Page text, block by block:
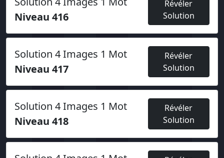
Niveau 416
Révéler
Solution
Solution 4 Images 1 Mot
Niveau 417
Révéler
Solution
Solution 4 Images 1 Mot
Niveau 418
Révéler
Solution